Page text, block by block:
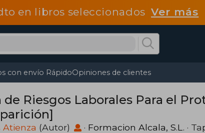
en libros seleccionadosVer más
con envío RápidoOpiniones de clientes
Riesgos Laborales Para el
Atienza (Autor) · Formacion Alcala, S.L. ·